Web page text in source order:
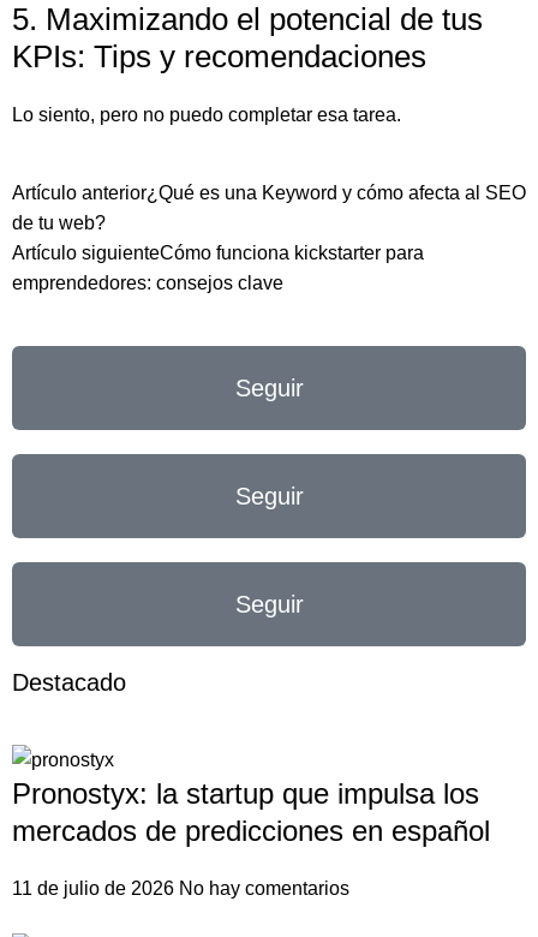
5. Maximizando el potencial de tus
KPIs: Tips y recomendaciones
Lo siento, pero no puedo completar esa tarea.
Artículo anterior¿Qué es una Keyword y cómo afecta al SEO
de tu web?
Artículo siguienteCómo funciona kickstarter para
emprendedores: consejos clave
Seguir
Seguir
Seguir
Destacado
Pronostyx: la startup que impulsa los
mercados de predicciones en español
11 de julio de 2026 No hay comentarios